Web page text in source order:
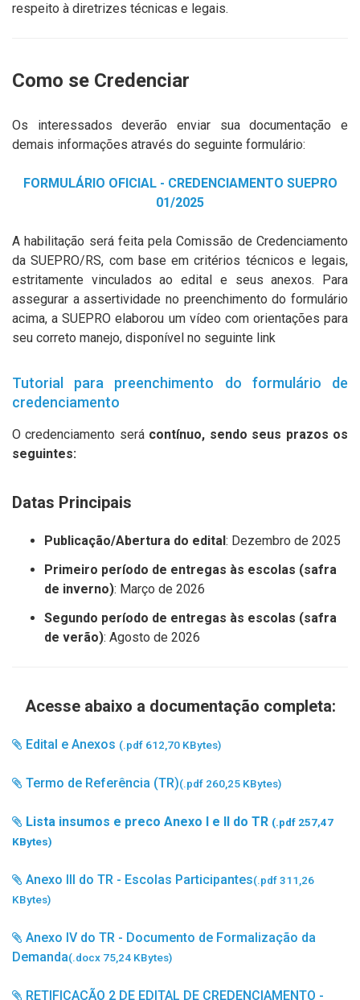
respeito à diretrizes técnicas e legais.
Como se Credenciar
Os interessados deverão enviar sua documentação e
demais informações através do seguinte formulário:
FORMULÁRIO OFICIAL - CREDENCIAMENTO SUEPRO
01/2025
A habilitação será feita pela Comissão de Credenciamento
da SUEPRO/RS, com base em critérios técnicos e legais,
estritamente vinculados ao edital e seus anexos. Para
assegurar a assertividade no preenchimento do formulário
acima, a SUEPRO elaborou um vídeo com orientações para
seu correto manejo, disponível no seguinte link
Tutorial para preenchimento do formulário de
credenciamento
O credenciamento será contínuo, sendo seus prazos os
seguintes:
Datas Principais
Publicação/Abertura do edital: Dezembro de 2025
Primeiro período de entregas às escolas (safra
de inverno): Março de 2026
Segundo período de entregas às escolas (safra
de verão): Agosto de 2026
Acesse abaixo a documentação completa:
Edital e Anexos (.pdf 612,70 KBytes)
Termo de Referência (TR)(.pdf 260,25 KBytes)
Lista insumos e preco Anexo I e II do TR (.pdf 257,47
KBytes)
Anexo III do TR - Escolas Participantes(.pdf 311,26
KBytes)
Anexo IV do TR - Documento de Formalização da
Demanda(.docx 75,24 KBytes)
RETIFICAÇÃO 2 DE EDITAL DE CREDENCIAMENTO -